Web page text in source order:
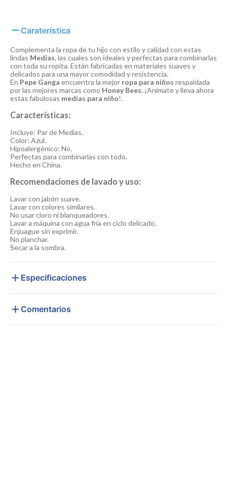
Caraterística
Complementa la ropa de tu hijo con estilo y calidad con estas
lindas Medias, las cuales son ideales y perfectas para combinarlas
con toda su ropita. Están fabricadas en materiales suaves y
delicados para una mayor comodidad y resistencia.
En Pepe Ganga encuentra la mejor ropa para niños respaldada
por las mejores marcas como Honey Bees. ¡Anímate y lleva ahora
estas fabulosas medias para niño!.
Características:
Incluye: Par de Medias.
Color: Azul.
Hipoalergénico: No.
Perfectas para combinarlas con todo.
Hecho en China.
Recomendaciones de lavado y uso:
Lavar con jabón suave.
Lavar con colores similares.
No usar cloro ni blanqueadores.
Lavar a máquina con agua fría en ciclo delicado.
Enjuague sin exprimir.
No planchar.
Secar a la sombra.
Especificaciones
Comentarios